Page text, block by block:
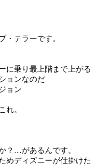
・テラーです。
に乗り最上階まで上がる
ョンなのだ
ョン
れ。
？…があるんです。
めディズニーが仕掛けた